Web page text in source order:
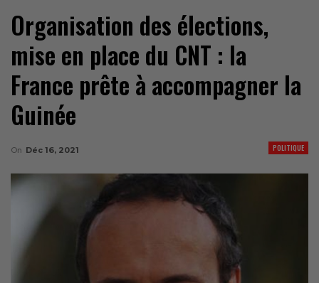
Organisation des élections,
mise en place du CNT : la
France prête à accompagner la
Guinée
POLITIQUE
On Déc 16, 2021